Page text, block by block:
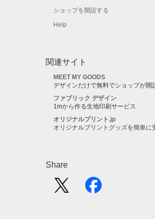
ショップを開設する
Help
関連サイト
MEET MY GOODS
デザインだけで無料でショップが開
ファブリック デザイン
1mから作る生地印刷サービス
オリジナルプリント.jp
オリジナルプリントグッズを簡単に
Share